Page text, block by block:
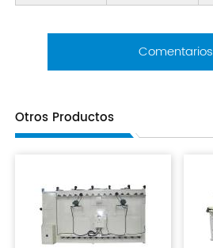
Comentarios
Otros Productos